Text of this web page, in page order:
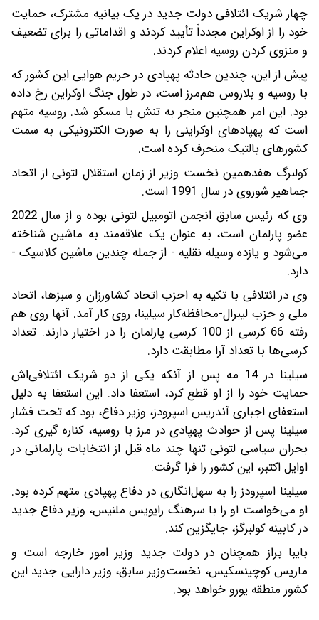
چهار شریک ائتلافی دولت جدید در یک بیانیه مشترک، حمایت
خود را از اوکراین مجدداً تأیید کردند و اقداماتی را برای تضعیف
و منزوی کردن روسیه اعلام کردند.
پیش از این، چندین حادثه پهپادی در حریم هوایی این کشور که
با روسیه و بلاروس هم‌مرز است، در طول جنگ اوکراین رخ داده
بود. این امر همچنین منجر به تنش با مسکو شد. روسیه متهم
است که پهپادهای اوکراینی را به صورت الکترونیکی به سمت
کشورهای بالتیک منحرف کرده است.
کولبرگ هفدهمین نخست وزیر از زمان استقلال لتونی از اتحاد
جماهیر شوروی در سال 1991 است.
وی که رئیس سابق انجمن اتومبیل لتونی بوده و از سال 2022
عضو پارلمان است، به عنوان یک علاقه‌مند به ماشین شناخته
می‌شود و یازده وسیله نقلیه - از جمله چندین ماشین کلاسیک -
دارد.
وی در ائتلافی با تکیه به احزب اتحاد کشاورزان و سبزها، اتحاد
ملی و حزب لیبرال-محافظه‌کار سیلینا، روی کار آمد. آنها روی هم
رفته 66 کرسی از 100 کرسی پارلمان را در اختیار دارند. تعداد
کرسی‌ها با تعداد آرا مطابقت دارد.
سیلینا در 14 مه پس از آنکه یکی از دو شریک ائتلافی‌اش
حمایت خود را از او قطع کرد، استعفا داد. این استعفا به دلیل
استعفای اجباری آندریس اسپرودز، وزیر دفاع، بود که تحت فشار
سیلینا پس از حوادث پهپادی در مرز با روسیه، کناره گیری کرد.
بحران سیاسی لتونی تنها چند ماه قبل از انتخابات پارلمانی در
اوایل اکتبر، این کشور را فرا گرفت.
سیلینا اسپرودز را به سهل‌انگاری در دفاع پهپادی متهم کرده بود.
او می‌خواست او را با سرهنگ رایویس ملنیس، وزیر دفاع جدید
در کابینه کولبرگز، جایگزین کند.
بایبا براز همچنان در دولت جدید وزیر امور خارجه است و
ماریس کوچینسکیس، نخست‌وزیر سابق، وزیر دارایی جدید این
کشور منطقه یورو خواهد بود.